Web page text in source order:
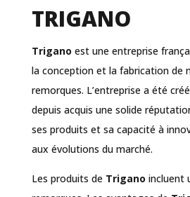
TRIGANO
Trigano est une entreprise
la conception et la fabrication de
remorques. L’entreprise a été
depuis acquis une solide
ses produits et sa capacité à
aux évolutions du marché.
Les produits de Trigano incluent